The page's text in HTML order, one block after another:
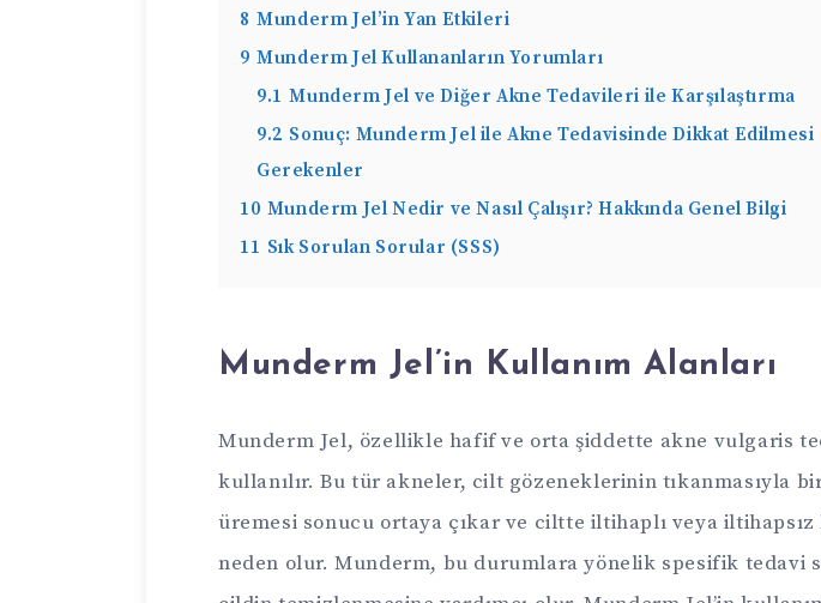
8 Munderm Jel’in Yan Etkileri
9 Munderm Jel Kullananların Yorumları
9.1 Munderm Jel ve Diğer Akne Tedavileri ile Karşılaştırma
9.2 Sonuç: Munderm Jel ile Akne Tedavisinde Dikkat Edilmesi
Gerekenler
10 Munderm Jel Nedir ve Nasıl Çalışır? Hakkında Genel Bilgi
11 Sık Sorulan Sorular (SSS)
Munderm Jel’in Kullanım Alanları
Munderm Jel, özellikle hafif ve orta şiddette akne vulgaris
kullanılır. Bu tür akneler, cilt gözeneklerinin tıkanmasıyla
üremesi sonucu ortaya çıkar ve ciltte iltihaplı veya
neden olur. Munderm, bu durumlara yönelik spesifik tedavi